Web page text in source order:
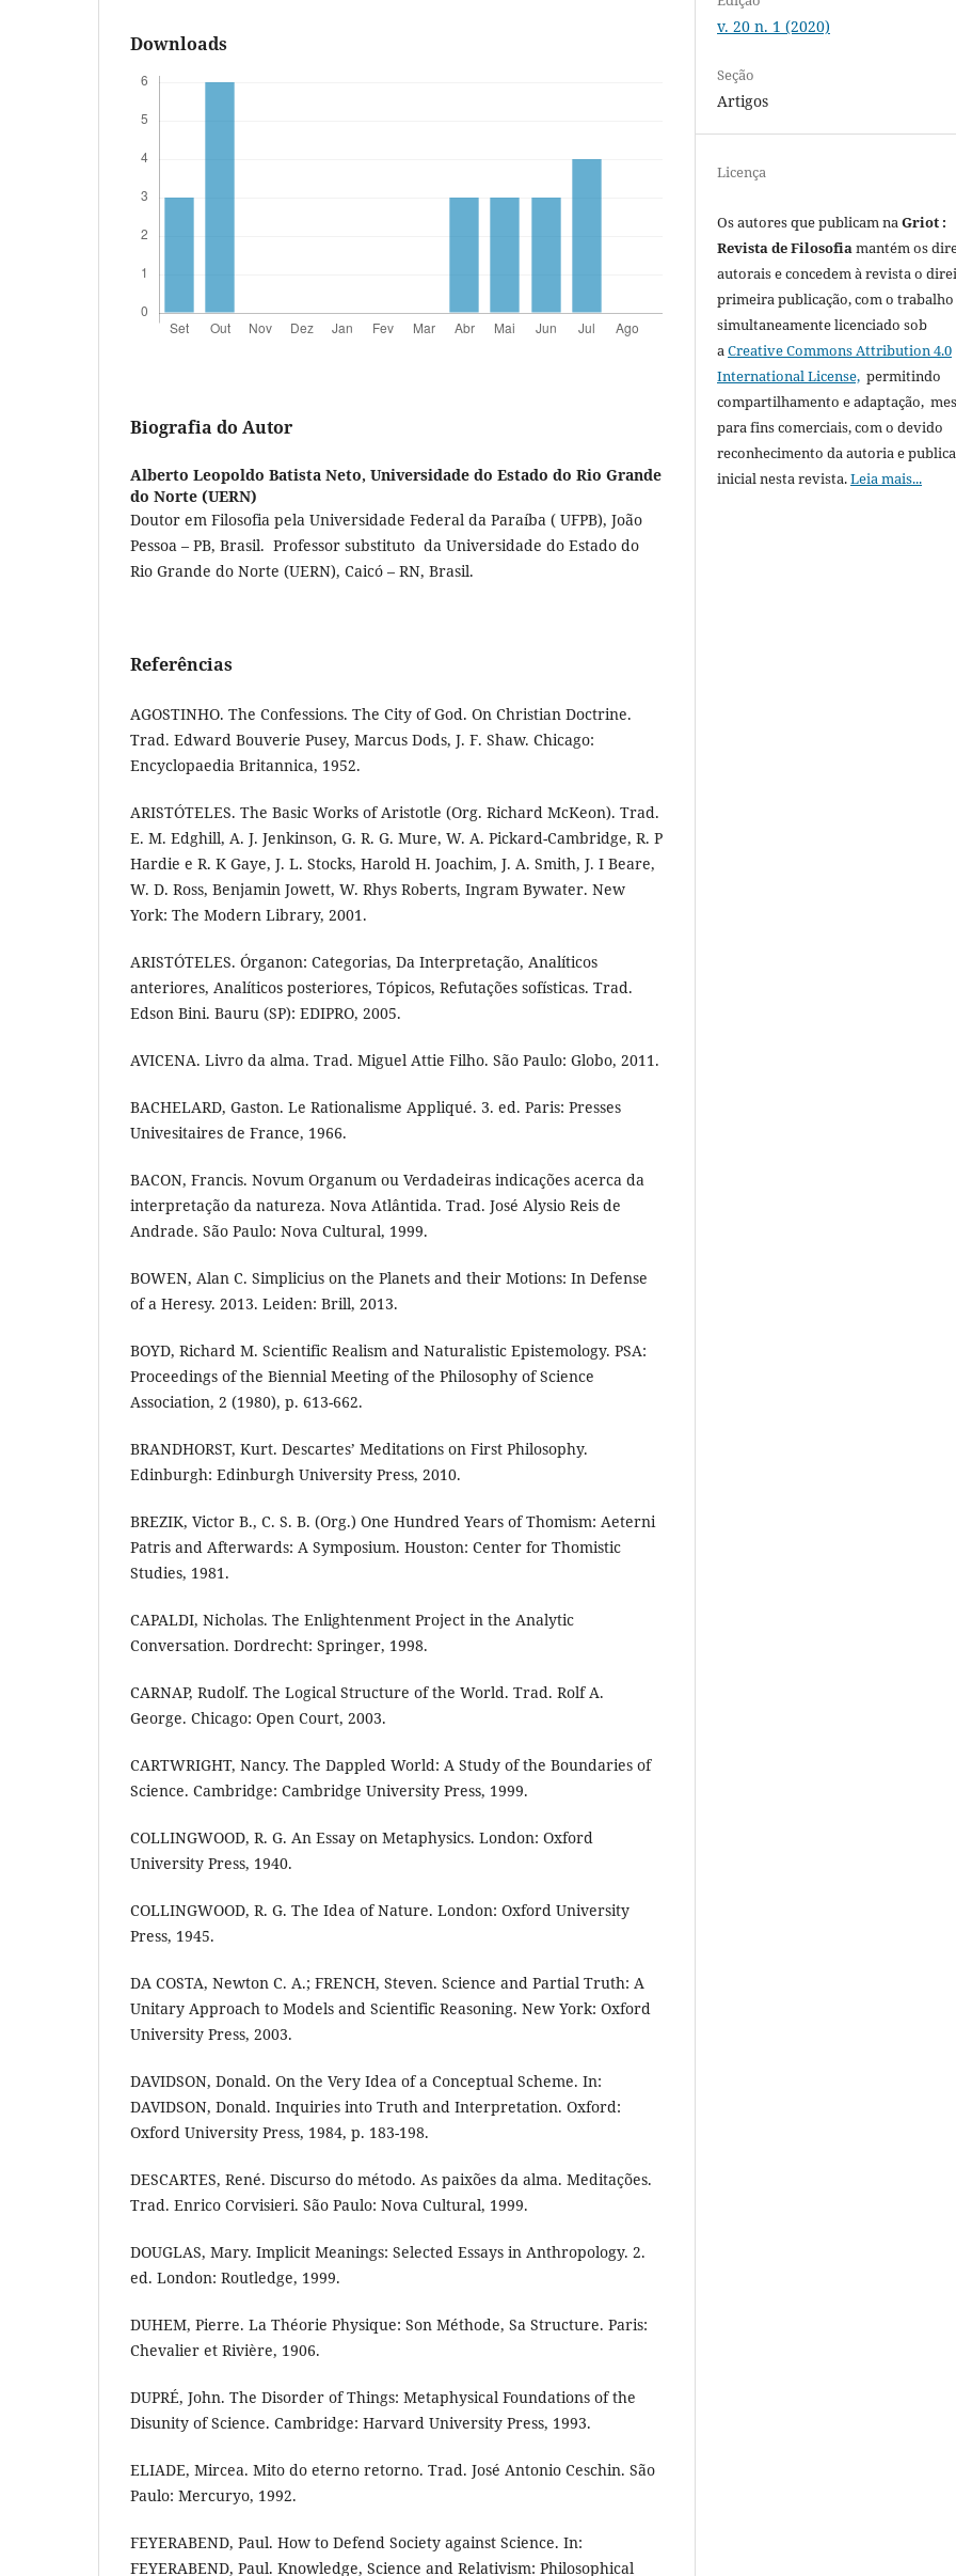
Downloads
Biografia do Autor
Alberto Leopoldo Batista Neto, Universidade do Estado do Rio Grande
do Norte (UERN)
Doutor em Filosofia pela Universidade Federal da Paraíba ( UFPB), João
Pessoa – PB, Brasil. Professor substituto da Universidade do Estado do
Rio Grande do Norte (UERN), Caicó – RN, Brasil.
Referências
AGOSTINHO. The Confessions. The City of God. On Christian Doctrine.
Trad. Edward Bouverie Pusey, Marcus Dods, J. F. Shaw. Chicago:
Encyclopaedia Britannica, 1952.
ARISTÓTELES. The Basic Works of Aristotle (Org. Richard McKeon). Trad.
E. M. Edghill, A. J. Jenkinson, G. R. G. Mure, W. A. Pickard-Cambridge, R. P
Hardie e R. K Gaye, J. L. Stocks, Harold H. Joachim, J. A. Smith, J. I Beare,
W. D. Ross, Benjamin Jowett, W. Rhys Roberts, Ingram Bywater. New
York: The Modern Library, 2001.
ARISTÓTELES. Órganon: Categorias, Da Interpretação, Analíticos
anteriores, Analíticos posteriores, Tópicos, Refutações sofísticas. Trad.
Edson Bini. Bauru (SP): EDIPRO, 2005.
AVICENA. Livro da alma. Trad. Miguel Attie Filho. São Paulo: Globo, 2011.
BACHELARD, Gaston. Le Rationalisme Appliqué. 3. ed. Paris: Presses
Univesitaires de France, 1966.
BACON, Francis. Novum Organum ou Verdadeiras indicações acerca da
interpretação da natureza. Nova Atlântida. Trad. José Alysio Reis de
Andrade. São Paulo: Nova Cultural, 1999.
BOWEN, Alan C. Simplicius on the Planets and their Motions: In Defense
of a Heresy. 2013. Leiden: Brill, 2013.
BOYD, Richard M. Scientific Realism and Naturalistic Epistemology. PSA:
Proceedings of the Biennial Meeting of the Philosophy of Science
Association, 2 (1980), p. 613-662.
BRANDHORST, Kurt. Descartes’ Meditations on First Philosophy.
Edinburgh: Edinburgh University Press, 2010.
BREZIK, Victor B., C. S. B. (Org.) One Hundred Years of Thomism: Aeterni
Patris and Afterwards: A Symposium. Houston: Center for Thomistic
Studies, 1981.
CAPALDI, Nicholas. The Enlightenment Project in the Analytic
Conversation. Dordrecht: Springer, 1998.
CARNAP, Rudolf. The Logical Structure of the World. Trad. Rolf A.
George. Chicago: Open Court, 2003.
CARTWRIGHT, Nancy. The Dappled World: A Study of the Boundaries of
Science. Cambridge: Cambridge University Press, 1999.
COLLINGWOOD, R. G. An Essay on Metaphysics. London: Oxford
University Press, 1940.
COLLINGWOOD, R. G. The Idea of Nature. London: Oxford University
Press, 1945.
DA COSTA, Newton C. A.; FRENCH, Steven. Science and Partial Truth: A
Unitary Approach to Models and Scientific Reasoning. New York: Oxford
University Press, 2003.
DAVIDSON, Donald. On the Very Idea of a Conceptual Scheme. In:
DAVIDSON, Donald. Inquiries into Truth and Interpretation. Oxford:
Oxford University Press, 1984, p. 183-198.
DESCARTES, René. Discurso do método. As paixões da alma. Meditações.
Trad. Enrico Corvisieri. São Paulo: Nova Cultural, 1999.
DOUGLAS, Mary. Implicit Meanings: Selected Essays in Anthropology. 2.
ed. London: Routledge, 1999.
DUHEM, Pierre. La Théorie Physique: Son Méthode, Sa Structure. Paris:
Chevalier et Rivière, 1906.
DUPRÉ, John. The Disorder of Things: Metaphysical Foundations of the
Disunity of Science. Cambridge: Harvard University Press, 1993.
ELIADE, Mircea. Mito do eterno retorno. Trad. José Antonio Ceschin. São
Paulo: Mercuryo, 1992.
FEYERABEND, Paul. How to Defend Society against Science. In:
FEYERABEND, Paul. Knowledge, Science and Relativism: Philosophical
v. 20 n. 1 (2020)
Seção
Artigos
Licença
Os autores que publicam naGriot :
Revista de Filosofiamantém os
autorais e concedem à revista o
primeira publicação, com o trabalho
simultaneamente licenciado sob
aCreative Commons Attribution 4.0
International License, permitindo
compartilhamento e adaptação,
para fins comerciais, com o devido
reconhecimento da autoria e
inicial nesta revista.Leia mais...